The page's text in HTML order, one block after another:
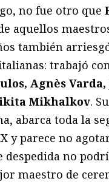
no fue otro que
aquellos
también
trabajó
Agnès Varda,
Mikhalkov.
abarca toda la
y parece no
despedida no
maestro de